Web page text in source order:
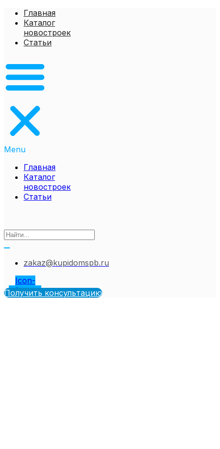
Перейти
содержимому
Главная
Каталог
новостроек
Статьи
Menu
Главная
Каталог
новостроек
Статьи
zakaz@kupidomspb.ru
Icon-
telegram
Получить консультацию